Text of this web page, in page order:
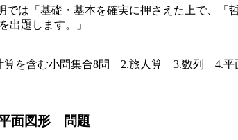
は「基礎・基本を確実に押さえた上で、
出題します。」
算を含む小問集合8問 2.旅人算 3.数列 4.平
平面図形 問題